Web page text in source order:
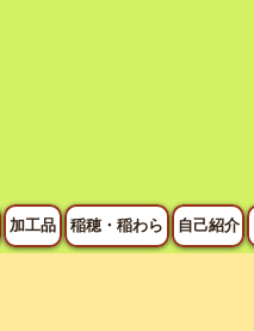
加工品 稲穂・稲わら 自己紹介